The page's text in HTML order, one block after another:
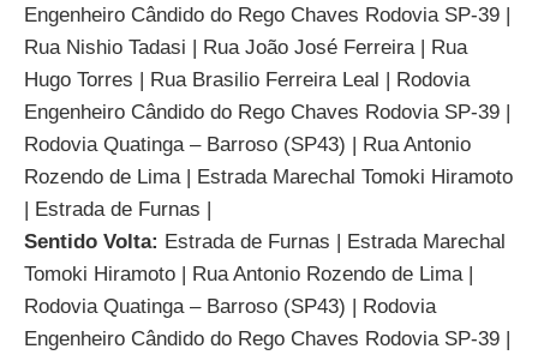
Engenheiro Cândido do Rego Chaves Rodovia SP-39 |
Rua Nishio Tadasi | Rua João José Ferreira | Rua
Hugo Torres | Rua Brasilio Ferreira Leal | Rodovia
Engenheiro Cândido do Rego Chaves Rodovia SP-39 |
Rodovia Quatinga – Barroso (SP43) | Rua Antonio
Rozendo de Lima | Estrada Marechal Tomoki Hiramoto
| Estrada de Furnas |
Sentido Volta: Estrada de Furnas | Estrada Marechal
Tomoki Hiramoto | Rua Antonio Rozendo de Lima |
Rodovia Quatinga – Barroso (SP43) | Rodovia
Engenheiro Cândido do Rego Chaves Rodovia SP-39 |